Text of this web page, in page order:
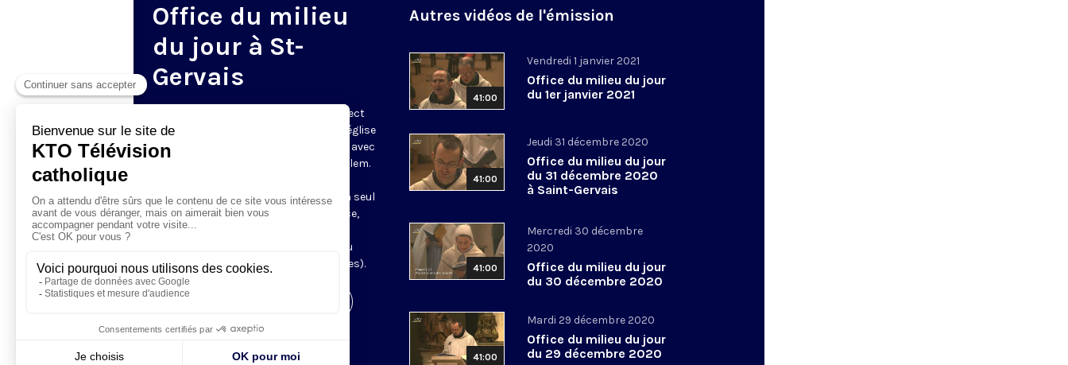
Office du milieu
du jour à St-
Gervais
Du mardi au samedi, KTO diffuse en direct
l’office du milieu du jour, en direct de l’église
Saint-Gervais-Saint-Protais (Paris 4e), avec
les Fraternités Monastiques de Jérusalem.
particulier, «au milieu du jour» et en un seul
office, les heures monastiques de Tierce,
Sexte et None. Il permet à l’Église de
retrouver son Seigneur entre l’office du
matin (Laudes) et l’office du soir (Vêpres).
Autres vidéos de l'émission
41:00
Vendredi 1 janvier 2021
Office du milieu du jour
du 1er janvier 2021
41:00
Jeudi 31 décembre 2020
Office du milieu du jour
du 31 décembre 2020
à Saint-Gervais
41:00
Mercredi 30 décembre
2020
Office du milieu du jour
du 30 décembre 2020
41:00
Mardi 29 décembre 2020
Office du milieu du jour
du 29 décembre 2020